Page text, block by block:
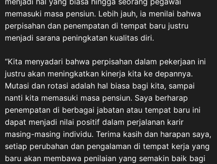
memasuki masa pensiun. Lebih jauh, ia menilai bahwa
perpisahan dan penempatan di tempat baru justru
menjadi sarana peningkatan kualitas diri.
“Kita menyadari bahwa perpisahan dalam pekerjaan ini
justru akan meningkatkan kinerja kita ke depannya.
Mutasi dan rotasi adalah hal biasa bagi kita, sampai
nanti kita memasuki masa pensiun. Saya berharap
penempatan di berbagai jabatan atau tempat baru ini
dapat menjadi nilai positif dalam perjalanan karir
masing-masing individu. Terima kasih dan harapan saya,
setiap perubahan dan pengalaman di tempat kerja yang
baru akan membawa penilaian yang semakin baik bagi